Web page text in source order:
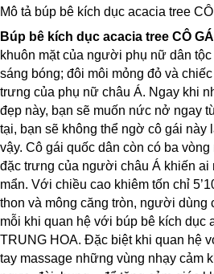
Mô tả búp bê kích dục acacia tree
Búp bê kích dục acacia tree CÔ
khuôn mặt của người phụ nữ dân tộc
sáng bóng; đôi môi mỏng đỏ và
trưng của phụ nữ châu Á. Ngay khi
đẹp này, bạn sẽ muốn nức nở ngay
tại, bạn sẽ không thể ngờ cô gái này
vậy. Cô gái quốc dân còn có ba
đặc trưng của người châu Á khiến ai
mẩn. Với chiều cao khiêm tốn chỉ
thon và mông căng tròn, người dùng
mỗi khi quan hệ với búp bê kích dục
TRUNG HOA. Đặc biệt khi quan hệ
tay massage những vùng nhạy cảm